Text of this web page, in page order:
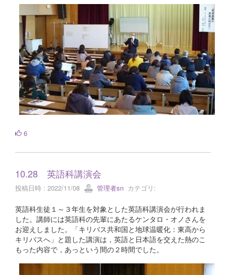
6
10.28 英語科講演会
投稿日時 : 2022/11/08 管理者sn カテゴリ:
英語科生徒１～３年生を対象とした英語科講演会が行われま
した。講師には英語科の先輩にあたるケンタロ・オノさんを
お迎えしました。「キリバス共和国と地球温暖化：東高から
キリバスへ」と題した講演は，英語と日本語を交えた熱のこ
もった内容で，あっという間の２時間でした。